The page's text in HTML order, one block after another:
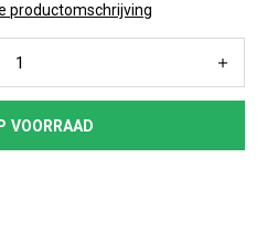
productomschrijving
VOORRAAD